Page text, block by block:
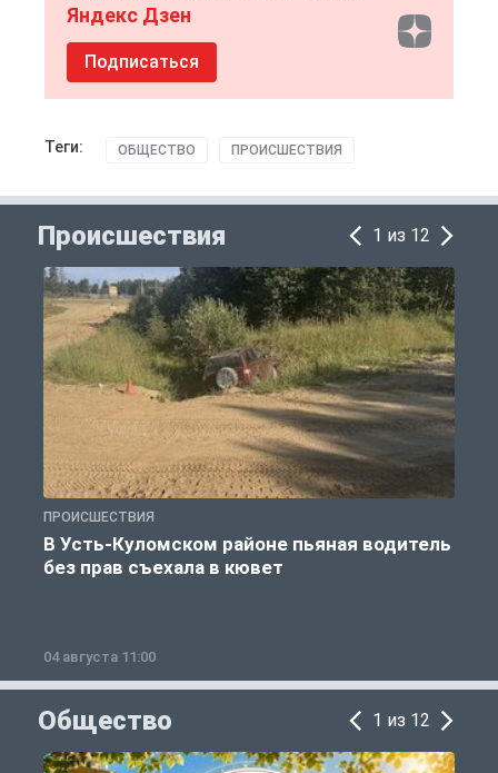
Яндекс Дзен
Подписаться
Теги: ОБЩЕСТВО ПРОИСШЕСТВИЯ
Происшествия 1 из 12
ПРОИСШЕСТВИЯ
В Усть-Куломском районе пьяная водитель
без прав съехала в кювет
04 августа 11:00
Общество 1 из 12